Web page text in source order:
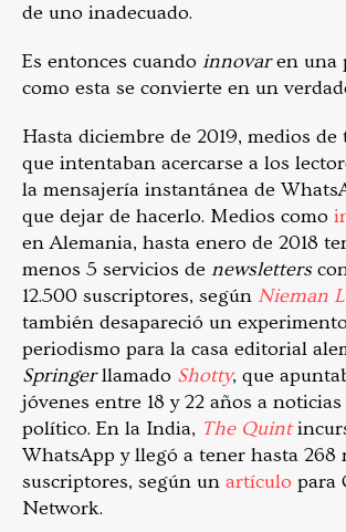
de uno inadecuado.
Es entonces cuando innovaren una
como esta se convierte en un
Hasta diciembre de 2019, medios
que intentaban acercarse a los
la mensajería instantánea de
que dejar de hacerlo. Medios como
en Alemania, hasta enero de 2018
menos 5 servicios de newsletters
12.500 suscriptores, según Nieman
también desapareció un
periodismo para la casa editorial
Springerllamado Shotty, que
jóvenes entre 18 y 22 años a
político. En la India, The Quint
WhatsApp y llegó a tener hasta 268
suscriptores, según un artículo para
Network.